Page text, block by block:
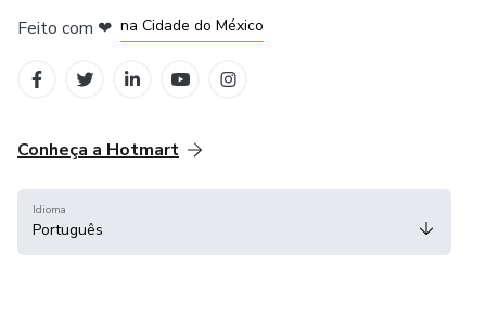
Feito com ❤ na Cidade do México
Conheça a Hotmart
Idioma
Português